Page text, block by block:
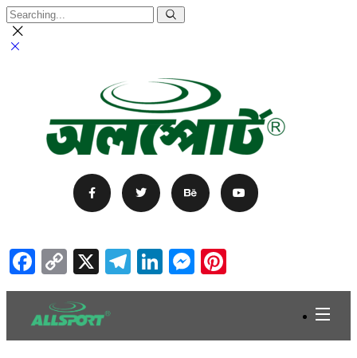
Facebook
Copy
Link
X Telegram
LinkedIn
Messenger